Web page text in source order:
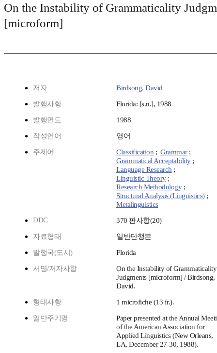
On the Instability of Grammaticality
[microform]
저자 Birdsong, David
발행사항 Florida: [s.n.], 1988
발행연도 1988
작성언어 영어
주제어 Classification ; Grammar;
Grammatical Acceptability;
Language Research ;
Linguistic Theory;
Research Methodology;
Structural Analysis (Linguistics);
Metalinguistics
DDC
370 판사항(20)
자료형태 일반단행본
발행국(도시) Florida
서명/저자사항
On the Instability of Grammaticality
Judgments [microform] / Birdsong,
David.
형태사항 1 microfiche (13 fr.).
일반주기명
Paper presented at the Annual
of the American Association for
Applied Linguistics (New Orleans,
LA, December 27-30, 1988).